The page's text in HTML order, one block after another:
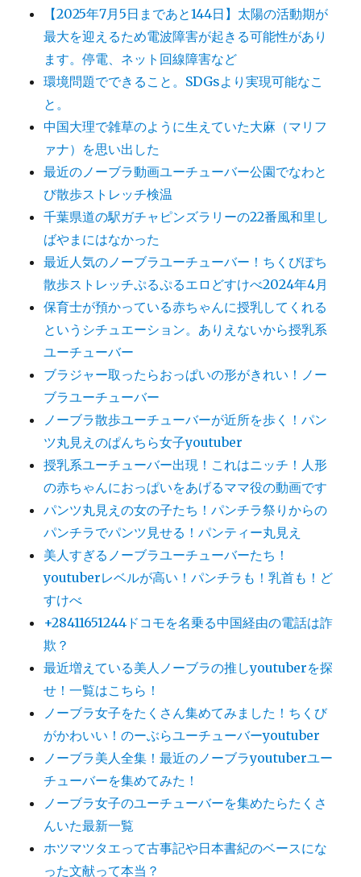
【2025年7月5日まであと144日】太陽の活動期が
最大を迎えるため電波障害が起きる可能性があり
ます。停電、ネット回線障害など
環境問題でできること。SDGsより実現可能なこ
と。
中国大理で雑草のように生えていた大麻（マリフ
ァナ）を思い出した
最近のノーブラ動画ユーチューバー公園でなわと
び散歩ストレッチ検温
千葉県道の駅ガチャピンズラリーの22番風和里し
ばやまにはなかった
最近人気のノーブラユーチューバー！ちくびぽち
散歩ストレッチぷるぷるエロどすけべ2024年4月
保育士が預かっている赤ちゃんに授乳してくれる
というシチュエーション。ありえないから授乳系
ユーチューバー
ブラジャー取ったらおっぱいの形がきれい！ノー
ブラユーチューバー
ノーブラ散歩ユーチューバーが近所を歩く！パン
ツ丸見えのぱんちら女子youtuber
授乳系ユーチューバー出現！これはニッチ！人形
の赤ちゃんにおっぱいをあげるママ役の動画です
パンツ丸見えの女の子たち！パンチラ祭りからの
パンチラでパンツ見せる！パンティー丸見え
美人すぎるノーブラユーチューバーたち！
youtuberレベルが高い！パンチラも！乳首も！ど
すけべ
+28411651244ドコモを名乗る中国経由の電話は詐
欺？
最近増えている美人ノーブラの推しyoutuberを探
せ！一覧はこちら！
ノーブラ女子をたくさん集めてみました！ちくび
がかわいい！のーぶらユーチューバーyoutuber
ノーブラ美人全集！最近のノーブラyoutuberユー
チューバーを集めてみた！
ノーブラ女子のユーチューバーを集めたらたくさ
んいた最新一覧
ホツマツタエって古事記や日本書紀のベースにな
った文献って本当？